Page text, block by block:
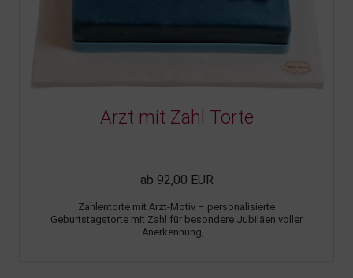
Arzt mit Zahl Torte
ab 92,00 EUR
Zahlentorte mit Arzt-Motiv – personalisierte
Geburtstagstorte mit Zahl für besondere Jubiläen voller
Anerkennung,...